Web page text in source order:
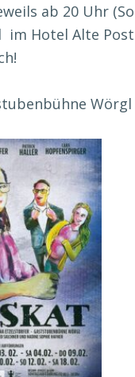
ab 20 Uhr
im Hotel Alte
Wörgl